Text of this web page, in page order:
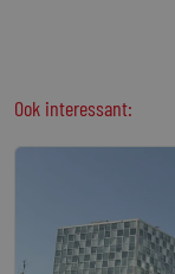
Ook interessant: